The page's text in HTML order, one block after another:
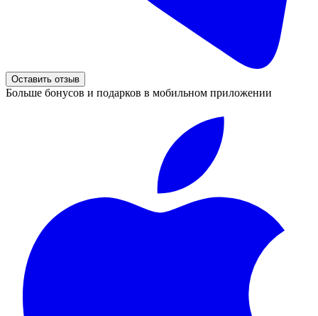
Оставить отзыв
Больше бонусов и подарков в мобильном приложении